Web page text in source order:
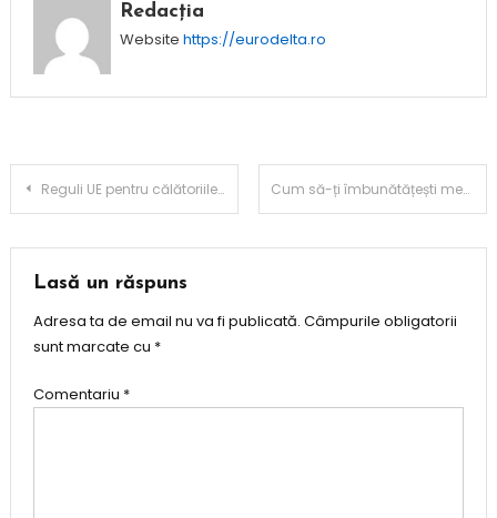
Redacția
Website https://eurodelta.ro
Navigare
articole
Reguli UE pentru călătoriile cu animale de companie: ghid pentru stăpâni responsabili Cum să-ți îmbunătățești memoria cu metode simple
Lasă un răspuns
Adresa ta de email nu va fi publicată. Câmpurile obligatorii
sunt marcate cu *
Comentariu *